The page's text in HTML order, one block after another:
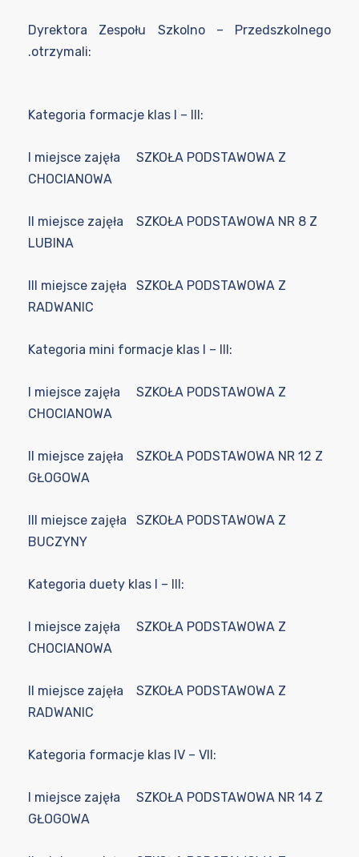
Dyrektora Zespołu Szkolno – Przedszkolnego
.otrzymali:
Kategoria formacje klas I – III:
I miejsce zajęła SZKOŁA PODSTAWOWA Z
CHOCIANOWA
II miejsce zajęła SZKOŁA PODSTAWOWA NR 8 Z
LUBINA
III miejsce zajęła SZKOŁA PODSTAWOWA Z
RADWANIC
Kategoria mini formacje klas I – III:
I miejsce zajęła SZKOŁA PODSTAWOWA Z
CHOCIANOWA
II miejsce zajęła SZKOŁA PODSTAWOWA NR 12 Z
GŁOGOWA
III miejsce zajęła SZKOŁA PODSTAWOWA Z
BUCZYNY
Kategoria duety klas I – III:
I miejsce zajęła SZKOŁA PODSTAWOWA Z
CHOCIANOWA
II miejsce zajęła SZKOŁA PODSTAWOWA Z
RADWANIC
Kategoria formacje klas IV – VII:
I miejsce zajęła SZKOŁA PODSTAWOWA NR 14 Z
GŁOGOWA